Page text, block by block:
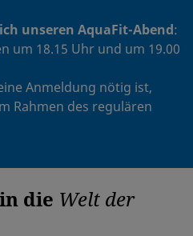
unseren AquaFit-Abend:
um 18.15 Uhr und um 19.00
Anmeldung nötig ist,
Rahmen des regulären
die Welt der